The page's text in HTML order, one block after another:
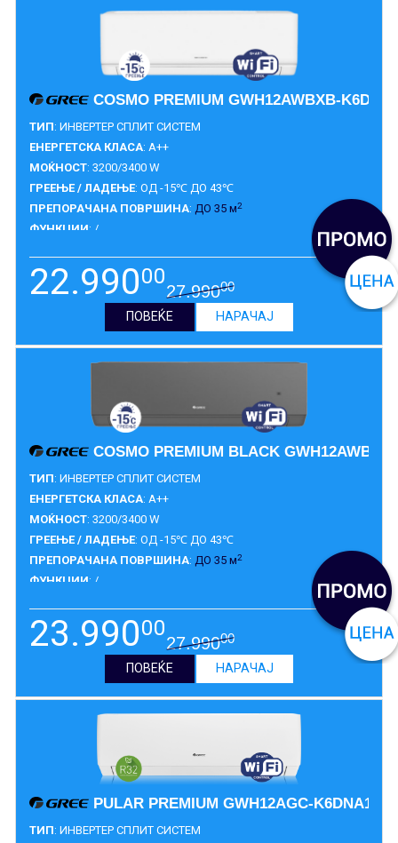
COSMO PREMIUM GWH12AWBXB-
ТИП: ИНВЕРТЕР СПЛИТ СИСТЕМ
ЕНЕРГЕТСКА КЛАСА: A++
МОЌНОСТ: 3200/3400 W
ГРЕЕЊЕ / ЛАДЕЊЕ: ОД -15℃ ДО 43℃
ПРЕПОРАЧАНА ПОВРШИНА: ДО 35 м2
ФУНКЦИИ: /
22.99000
27.99000
ПОВЕЌЕ НАРАЧАЈ
COSMO PREMIUM BLACK
ТИП: ИНВЕРТЕР СПЛИТ СИСТЕМ
ЕНЕРГЕТСКА КЛАСА: A++
МОЌНОСТ: 3200/3400 W
ГРЕЕЊЕ / ЛАДЕЊЕ: ОД -15℃ ДО 43℃
ПРЕПОРАЧАНА ПОВРШИНА: ДО 35 м2
ФУНКЦИИ: /
23.99000
27.99000
ПОВЕЌЕ НАРАЧАЈ
PULAR PREMIUM GWH12AGC-K6DNA1A
ТИП: ИНВЕРТЕР СПЛИТ СИСТЕМ